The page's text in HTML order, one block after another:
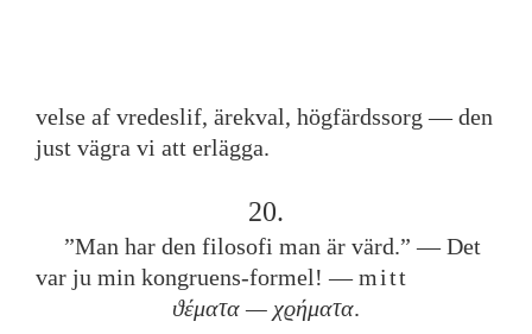
velse af vredeslif, ärekval, högfärdssorg — den
just vägra vi att erlägga.
20.
”Man har den filosofi man är värd.” — Det
var ju min kongruens-formel! — mitt
ϑέματα — χϱήματα.